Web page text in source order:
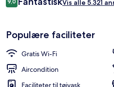
er9,0 ud af 10. Vis alle 5.321
Populære faciliteter
Gratis Wi-Fi
Aircondition
Faciliteter til tøjvask